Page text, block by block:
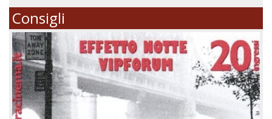
Consigli